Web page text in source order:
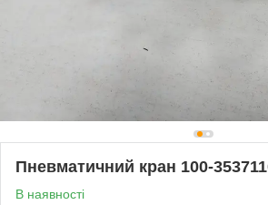
Пневматичний кран 100-
В наявності